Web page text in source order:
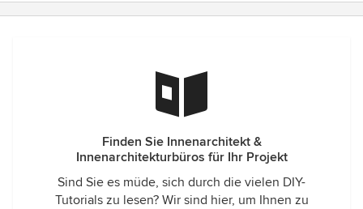
Finden Sie Innenarchitekt &
Innenarchitekturbüros für Ihr Projekt
Sind Sie es müde, sich durch die vielen DIY-
Tutorials zu lesen? Wir sind hier, um Ihnen zu